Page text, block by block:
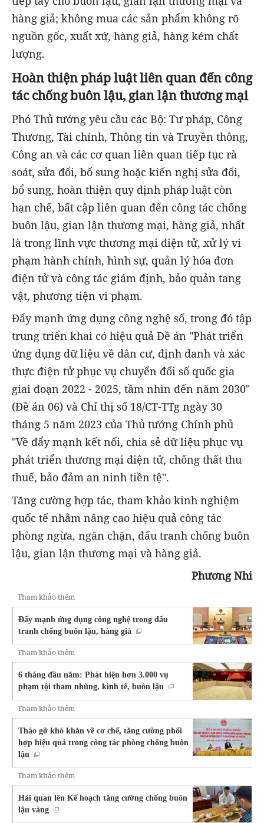
hàng giả; không mua các sản phẩm không rõ
nguồn gốc, xuất xứ, hàng giả, hàng kém chất
lượng.
Hoàn thiện pháp luật liên quan đến công
tác chống buôn lậu, gian lận thương mại
Phó Thủ tướng yêu cầu các Bộ: Tư pháp, Công
Thương, Tài chính, Thông tin và Truyền thông,
Công an và các cơ quan liên quan tiếp tục rà
soát, sửa đổi, bổ sung hoặc kiến nghị sửa đổi,
bổ sung, hoàn thiện quy định pháp luật còn
hạn chế, bất cập liên quan đến công tác chống
buôn lậu, gian lận thương mại, hàng giả, nhất
là trong lĩnh vực thương mại điện tử, xử lý vi
phạm hành chính, hình sự, quản lý hóa đơn
điện tử và công tác giám định, bảo quản tang
vật, phương tiện vi phạm.
Đẩy mạnh ứng dụng công nghệ số, trong đó tập
trung triển khai có hiệu quả Đề án "Phát triển
ứng dụng dữ liệu về dân cư, định danh và xác
thực điện tử phục vụ chuyển đổi số quốc gia
giai đoạn 2022 - 2025, tầm nhìn đến năm 2030"
(Đề án 06) và Chỉ thị số 18/CT-TTg ngày 30
tháng 5 năm 2023 của Thủ tướng Chính phủ
"Về đẩy mạnh kết nối, chia sẻ dữ liệu phục vụ
phát triển thương mại điện tử, chống thất thu
thuế, bảo đảm an ninh tiền tệ".
Tăng cường hợp tác, tham khảo kinh nghiệm
quốc tế nhằm nâng cao hiệu quả công tác
phòng ngừa, ngăn chặn, đấu tranh chống buôn
lậu, gian lận thương mại và hàng giả.
Phương Nhi
Tham khảo thêm
Đẩy mạnh ứng dụng công nghệ trong đấu
tranh chống buôn lậu, hàng giả
Tham khảo thêm
6 tháng đầu năm: Phát hiện hơn 3.000 vụ
phạm tội tham nhũng, kinh tế, buôn lậu
Tham khảo thêm
Tháo gỡ khó khăn về cơ chế, tăng cường phối
hợp hiệu quả trong công tác phòng chống buôn
lậu
Tham khảo thêm
Hải quan lên Kế hoạch tăng cường chống buôn
lậu vàng